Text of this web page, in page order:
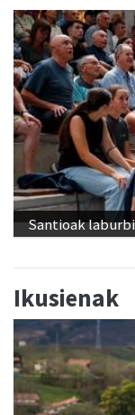
Santioak
Ikusienak